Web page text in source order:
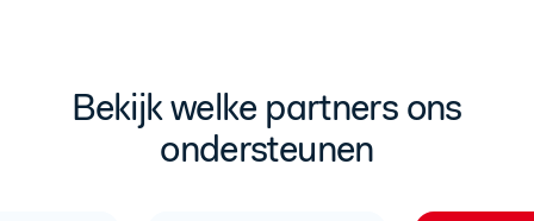
Bekijk welke partners ons
ondersteunen